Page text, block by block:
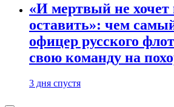
«И мертвый не хочет
оставить»: чем
офицер русского
свою команду на
3 дня спустя